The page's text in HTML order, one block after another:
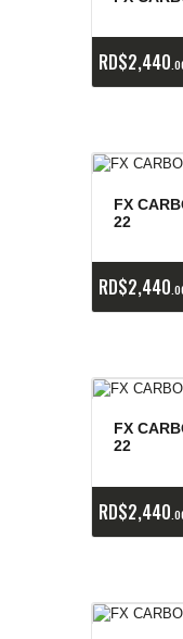
RD$2,440
FX
22
RD$2,440
FX
22
RD$2,440